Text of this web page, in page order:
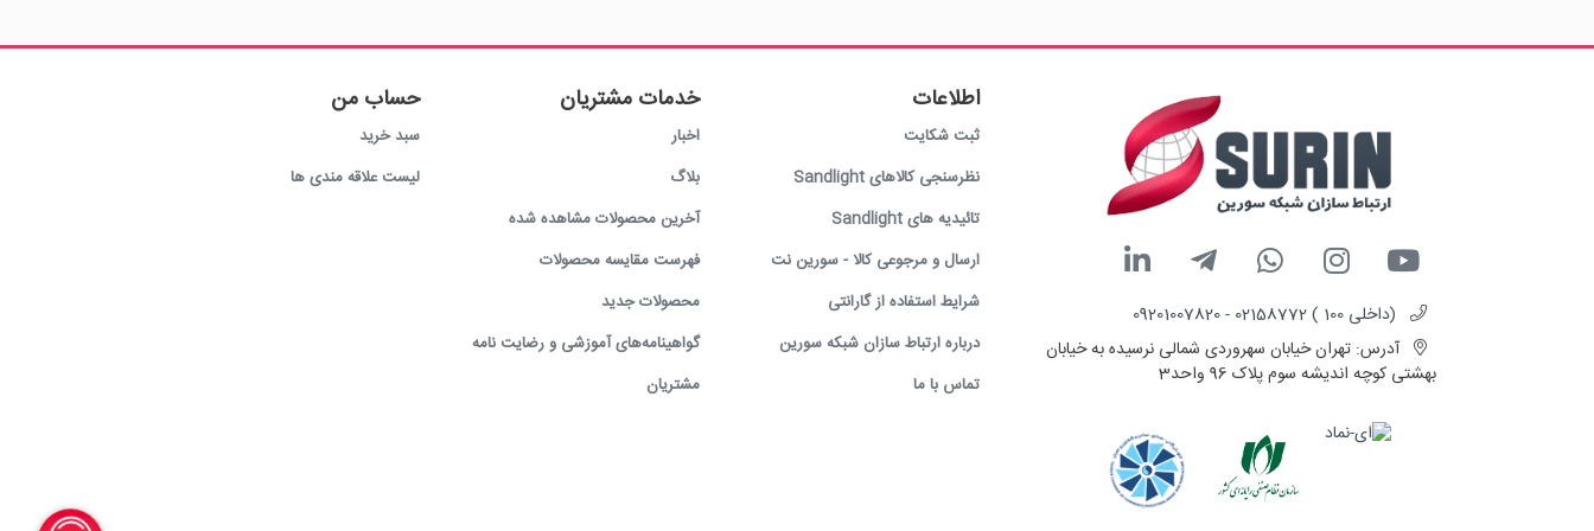
(داخلی 100 ) 02158772 - 09201007820
آدرس: تهران خیابان سهروردی شمالی نرسیده به خیابان
بهشتی کوچه اندیشه سوم پلاک 96 واحد3
اطلاعات
ثبت شکایت
نظرسنجی کالاهای Sandlight
تائیدیه های Sandlight
ارسال و مرجوعی کالا - سورین نت
شرایط استفاده از گارانتی
درباره ارتباط سازان شبکه سورین
تماس با ما
خدمات مشتریان
اخبار
بلاگ
آخرین محصولات مشاهده شده
فهرست مقایسه محصولات
محصولات جدید
گواهینامه‌های آموزشی و رضایت نامه
مشتریان
حساب من
سبد خرید
لیست علاقه مندی ها